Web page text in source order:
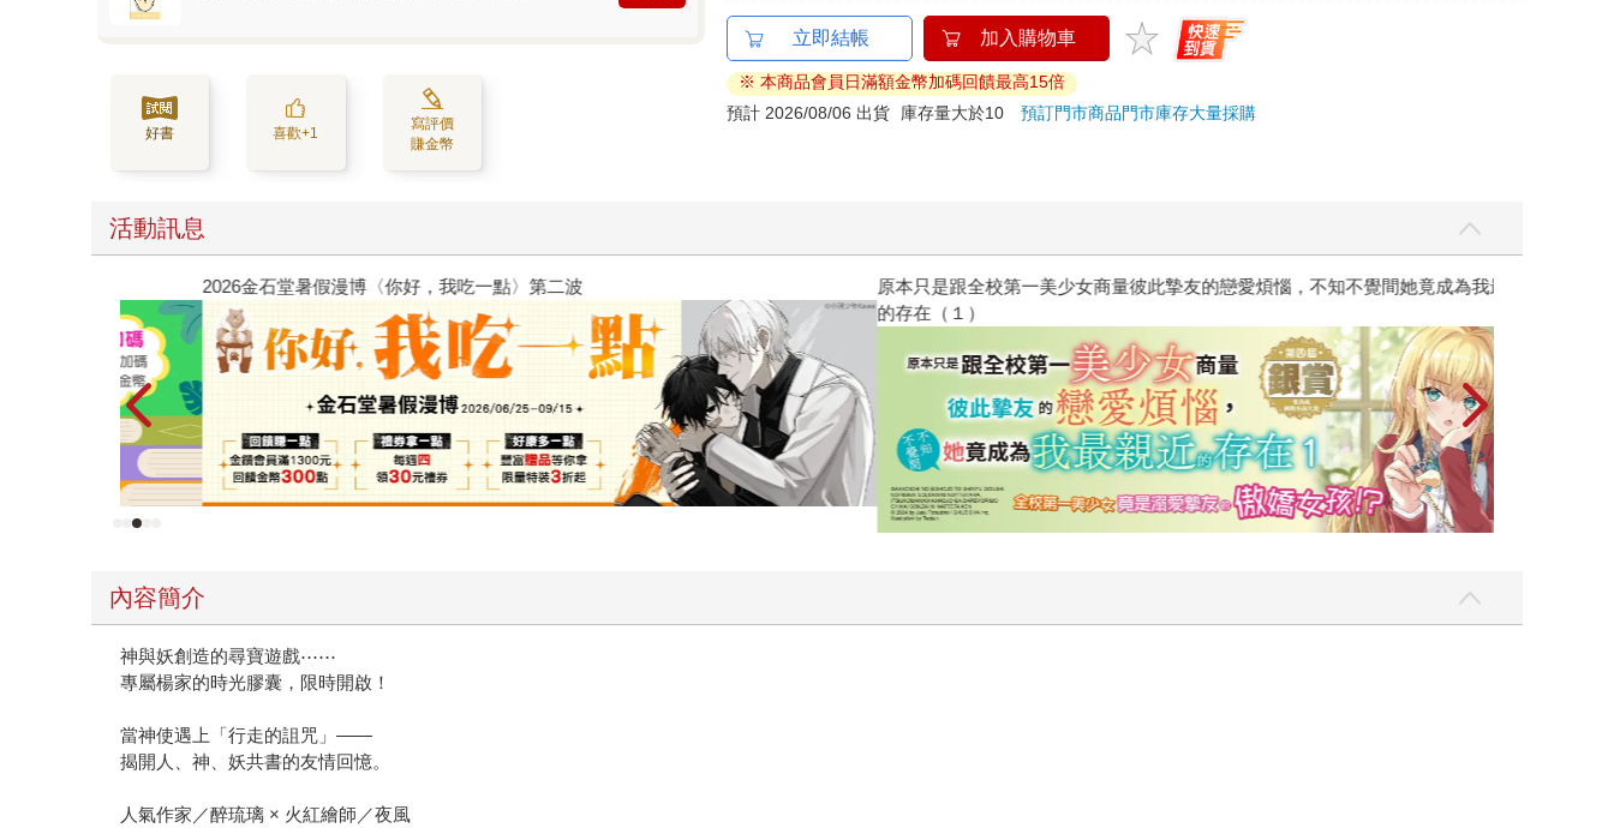
好書 喜歡+1
寫評價
賺金幣
立即結帳 加入購物車
※ 本商品會員日滿額金幣加碼回饋最高15倍
預計 2026/08/06 出貨
庫存量大於10預訂門市商品門市庫存大量採購
活動訊息
2026金石堂暑假漫博〈你好，我吃一點〉第二波
原本只是跟全校第一美少女商量彼此摯友的戀愛煩惱，不知不覺間她竟成為我最親近
的存在（１）
台灣角川2026
內容簡介
神與妖創造的尋寶遊戲⋯⋯
專屬楊家的時光膠囊，限時開啟！
當神使遇上「行走的詛咒」——
揭開人、神、妖共書的友情回憶。
人氣作家／醉琉璃 × 火紅繪師／夜風